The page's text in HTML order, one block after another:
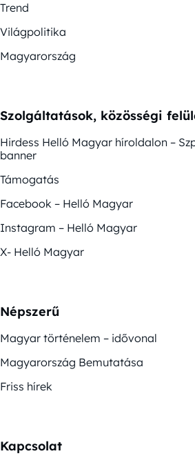
Trend
Világpolitika
Magyarország
Szolgáltatások, közösségi
Hirdess Helló Magyar híroldalon –
banner
Támogatás
Facebook – Helló Magyar
Instagram – Helló Magyar
X- Helló Magyar
Népszerű
Magyar történelem – idővonal
Magyarország Bemutatása
Friss hírek
Kapcsolat